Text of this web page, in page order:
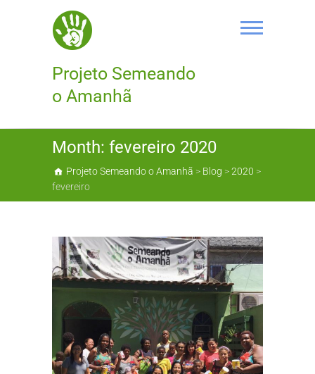
Projeto Semeando
o Amanhã
Month: fevereiro 2020
Projeto Semeando o Amanhã > Blog >2020 >
fevereiro